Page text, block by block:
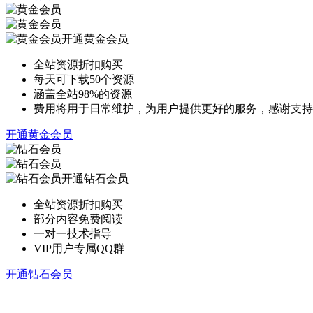
开通黄金会员
全站资源折扣购买
每天可下载50个资源
涵盖全站98%的资源
费用将用于日常维护，为用户提供更好的服务，感谢支持
开通黄金会员
开通钻石会员
全站资源折扣购买
部分内容免费阅读
一对一技术指导
VIP用户专属QQ群
开通钻石会员